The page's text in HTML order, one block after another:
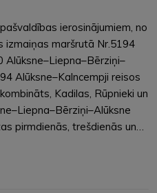
ierosinājumiem, no
izmaiņas maršrutā Nr.5194
Alūksne–Liepna–Bērziņi–
Alūksne–Kalncempji reisos
Kadilas, Rūpnieki un
pirmdienās, trešdienās un…